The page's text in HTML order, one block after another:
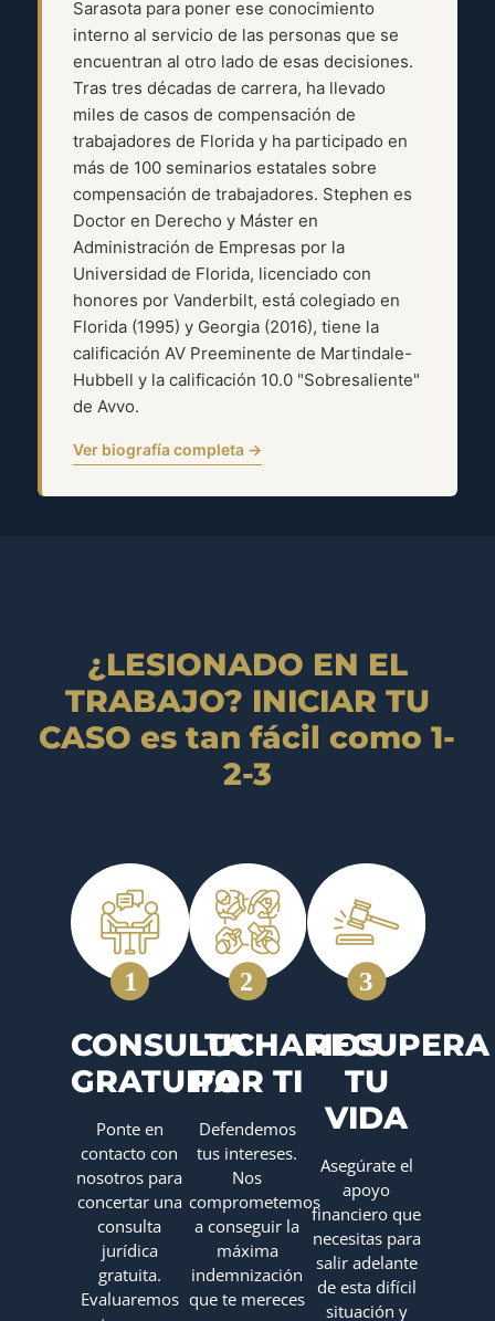
Sarasota para poner ese conocimiento
interno al servicio de las personas que se
encuentran al otro lado de esas decisiones.
Tras tres décadas de carrera, ha llevado
miles de casos de compensación de
trabajadores de Florida y ha participado en
más de 100 seminarios estatales sobre
compensación de trabajadores. Stephen es
Doctor en Derecho y Máster en
Administración de Empresas por la
Universidad de Florida, licenciado con
honores por Vanderbilt, está colegiado en
Florida (1995) y Georgia (2016), tiene la
calificación AV Preeminente de Martindale-
Hubbell y la calificación 10.0 "Sobresaliente"
de Avvo.
Ver biografía completa →
¿LESIONADO EN EL
TRABAJO? INICIAR TU
CASO es tan fácil como 1-
2-3
CONSULTA
GRATUITA
Ponte en
contacto con
nosotros para
concertar una
consulta
jurídica
gratuita.
Evaluaremos
LUCHAMOS
POR TI
Defendemos
tus intereses.
Nos
comprometemos
a conseguir la
máxima
indemnización
que te mereces
RECUPERA
TU
VIDA
Asegúrate el
apoyo
financiero que
necesitas para
salir adelante
de esta difícil
situación y